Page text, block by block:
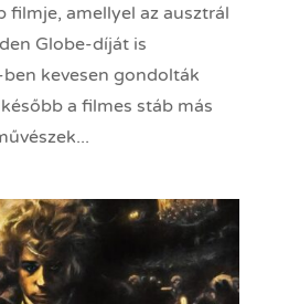
filmje, amellyel az ausztrál
Globe-díját is
kevesen gondolták
a filmes stáb más